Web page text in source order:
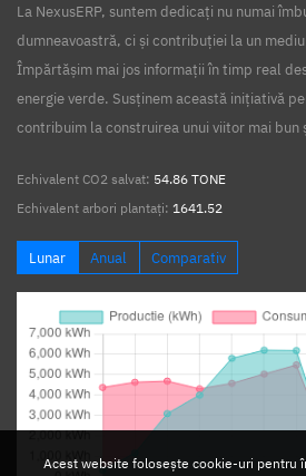
Acest website folosește cookie-uri pentru
La NexusERP, suntem dedicați nu numai
dumneavoastră, ci și contribuției la un
Împărtășim mai jos informații în timp real
energie verde. Susținem această inițiativă
contribuim la construirea unui viitor mai
Echivalent CO2 salvat: 54.86 TONE
Echivalent arbori plantați: 1641.52
Lunar Anual Comparativ